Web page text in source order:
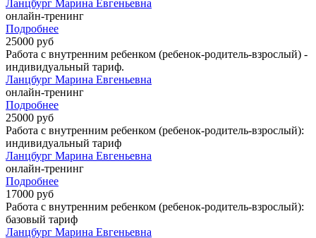
Ланцбург Марина Евгеньевна
онлайн-тренинг
Подробнее
25000 руб
Работа с внутренним ребенком (ребенок-родитель-взрослый) -
индивидуальный тариф.
Ланцбург Марина Евгеньевна
онлайн-тренинг
Подробнее
25000 руб
Работа с внутренним ребенком (ребенок-родитель-взрослый):
индивидуальный тариф
Ланцбург Марина Евгеньевна
онлайн-тренинг
Подробнее
17000 руб
Работа с внутренним ребенком (ребенок-родитель-взрослый):
базовый тариф
Ланцбург Марина Евгеньевна